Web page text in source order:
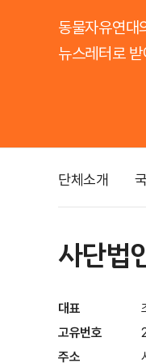
동물자유연대
뉴스레터로
단체소개
사단법
대표
고유번호
주소